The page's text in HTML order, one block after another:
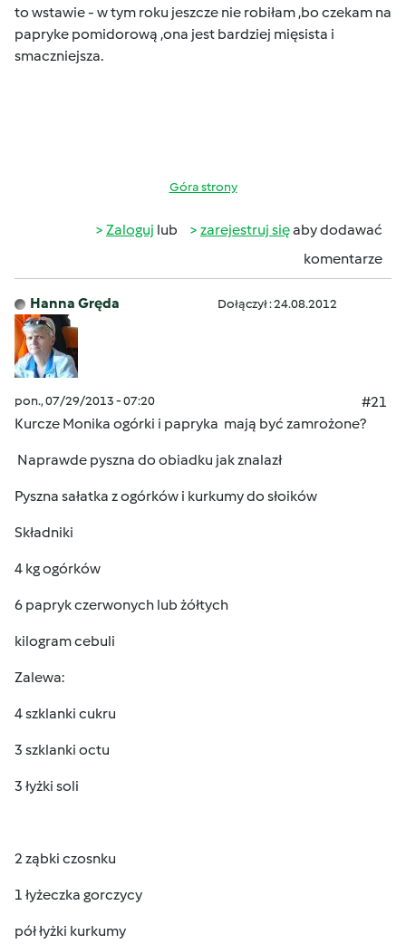
to wstawie - w tym roku jeszcze nie robiłam ,bo czekam na
papryke pomidorową ,ona jest bardziej mięsista i
smaczniejsza.
Góra strony
Zaloguj lub zarejestruj sięaby dodawać
komentarze
Hanna Gręda Dołączył : 24.08.2012
pon., 07/29/2013 - 07:20
#21
Kurcze Monika ogórki i papryka mają być zamrożone?
Naprawde pyszna do obiadku jak znalazł
Pyszna sałatka z ogórków i kurkumy do słoików
Składniki
4 kg ogórków
6 papryk czerwonych lub żółtych
kilogram cebuli
Zalewa:
4 szklanki cukru
3 szklanki octu
3 łyżki soli
2 ząbki czosnku
1 łyżeczka gorczycy
pół łyżki kurkumy